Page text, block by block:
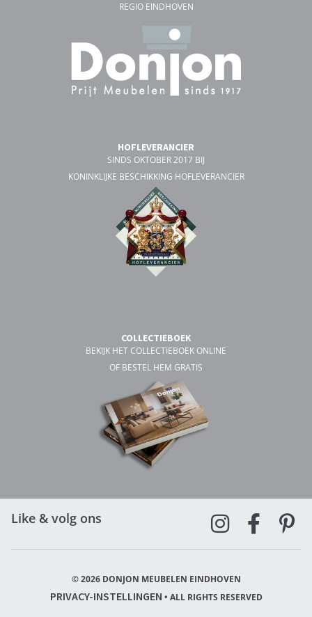
REGIO EINDHOVEN
HOFLEVERANCIER
SINDS OKTOBER 2017 BIJ
KONINKLIJKE BESCHIKKING HOFLEVERANCIER
COLLECTIEBOEK
BEKIJK HET COLLECTIEBOEK ONLINE
OF BESTEL HEM GRATIS
Like & volg ons
© 2026 DONJON MEUBELEN EINDHOVEN
PRIVACY-INSTELLINGEN • ALL RIGHTS RESERVED